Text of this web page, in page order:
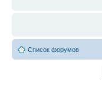
Список форумов